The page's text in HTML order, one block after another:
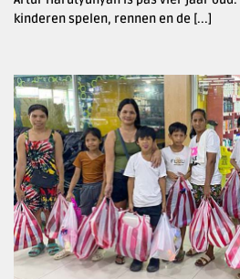
kinderen spelen, rennen en de [...]